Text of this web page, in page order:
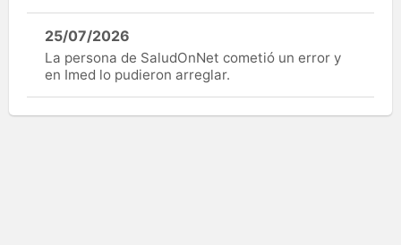
25/07/2026
La persona de SaludOnNet cometió un error y
en Imed lo pudieron arreglar.